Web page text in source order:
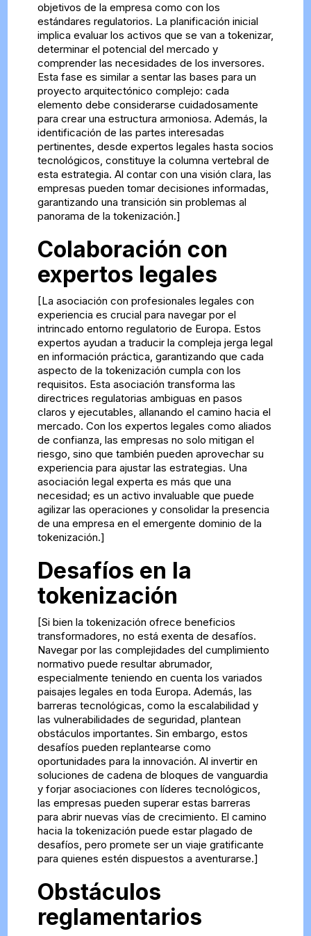
objetivos de la empresa como con los
estándares regulatorios. La planificación inicial
implica evaluar los activos que se van a tokenizar,
determinar el potencial del mercado y
comprender las necesidades de los inversores.
Esta fase es similar a sentar las bases para un
proyecto arquitectónico complejo: cada
elemento debe considerarse cuidadosamente
para crear una estructura armoniosa. Además, la
identificación de las partes interesadas
pertinentes, desde expertos legales hasta socios
tecnológicos, constituye la columna vertebral de
esta estrategia. Al contar con una visión clara, las
empresas pueden tomar decisiones informadas,
garantizando una transición sin problemas al
panorama de la tokenización.]
Colaboración con
expertos legales
[La asociación con profesionales legales con
experiencia es crucial para navegar por el
intrincado entorno regulatorio de Europa. Estos
expertos ayudan a traducir la compleja jerga legal
en información práctica, garantizando que cada
aspecto de la tokenización cumpla con los
requisitos. Esta asociación transforma las
directrices regulatorias ambiguas en pasos
claros y ejecutables, allanando el camino hacia el
mercado. Con los expertos legales como aliados
de confianza, las empresas no solo mitigan el
riesgo, sino que también pueden aprovechar su
experiencia para ajustar las estrategias. Una
asociación legal experta es más que una
necesidad; es un activo invaluable que puede
agilizar las operaciones y consolidar la presencia
de una empresa en el emergente dominio de la
tokenización.]
Desafíos en la
tokenización
[Si bien la tokenización ofrece beneficios
transformadores, no está exenta de desafíos.
Navegar por las complejidades del cumplimiento
normativo puede resultar abrumador,
especialmente teniendo en cuenta los variados
paisajes legales en toda Europa. Además, las
barreras tecnológicas, como la escalabilidad y
las vulnerabilidades de seguridad, plantean
obstáculos importantes. Sin embargo, estos
desafíos pueden replantearse como
oportunidades para la innovación. Al invertir en
soluciones de cadena de bloques de vanguardia
y forjar asociaciones con líderes tecnológicos,
las empresas pueden superar estas barreras
para abrir nuevas vías de crecimiento. El camino
hacia la tokenización puede estar plagado de
desafíos, pero promete ser un viaje gratificante
para quienes estén dispuestos a aventurarse.]
Obstáculos
reglamentarios